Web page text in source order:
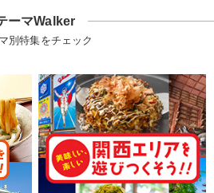
ーマWalker
別特集をチェック